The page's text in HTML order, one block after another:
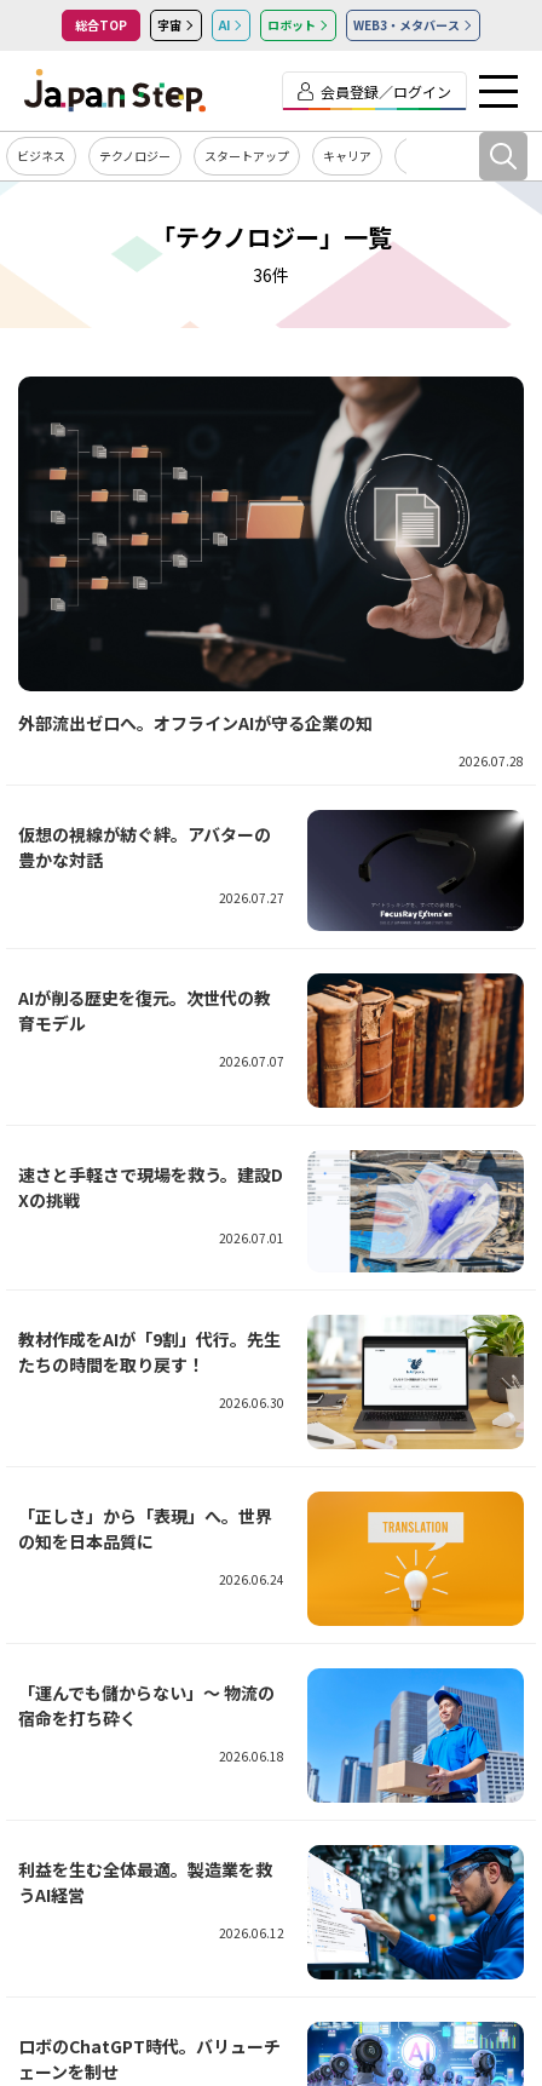
総合TOP 宇宙 AI ロボット WEB3・メタバース
会員登録／ログイン
ビジネス テクノロジー スタートアップ キャリア
「テクノロジー」一覧
36件
外部流出ゼロへ。オフラインAIが守る企業の知
2026.07.28
仮想の視線が紡ぐ絆。アバターの
豊かな対話
2026.07.27
AIが削る歴史を復元。次世代の教
育モデル
2026.07.07
速さと手軽さで現場を救う。建設D
Xの挑戦
2026.07.01
教材作成をAIが「9割」代行。先生
たちの時間を取り戻す！
2026.06.30
「正しさ」から「表現」へ。世界
の知を日本品質に
2026.06.24
「運んでも儲からない」〜 物流の
宿命を打ち砕く
2026.06.18
利益を生む全体最適。製造業を救
うAI経営
2026.06.12
ロボのChatGPT時代。バリューチ
ェーンを制せ